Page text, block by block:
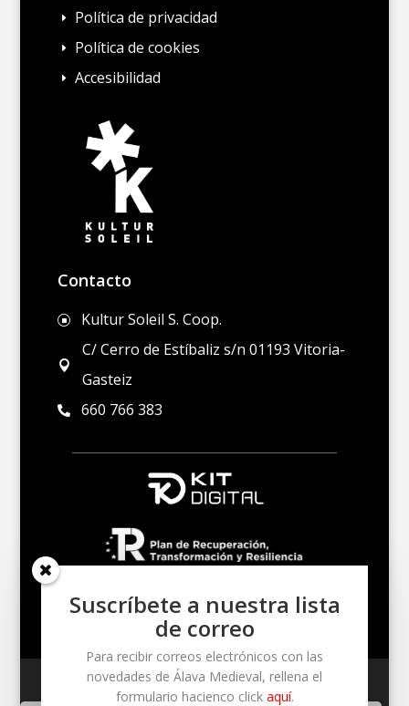
E Política de privacidad
E Política de cookies
E Accesibilidad
Contacto
] Kultur Soleil S. Coop.

C/ Cerro de Estíbaliz s/n 01193 Vitoria-
Gasteiz
 660 766 383
Un proyecto de Kultur Soleil S. Coop. – Cerro de
Suscríbete a nuestra lista
de correo
Para recibir correos electrónicos con las
novedades de Álava Medieval, rellena el
formulario hacienco click aquí.